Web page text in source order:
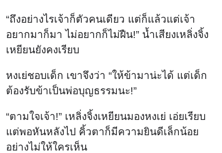
“ถึงอย่างไรเจ้าก็ตัวคนเดียว แต่ก็แล้วแต่เจ้า
อยากมาก็มา ไม่อยากก็ไม่ฝืน!” น้ำเสียงเหลิ่งจิ้ง
เหยียนยังคงเรียบ
หงเย่ชอบเด็ก เขาจึงว่า “ให้ข้ามาน่ะได้ แต่เด็ก
ต้องรับข้าเป็นพ่อบุญธรรมนะ!”
“ตามใจเจ้า!” เหลิ่งจิ้งเหยียนมองหงเย่ เอ่ยเรียบ
แต่พอหันหลังไป คิ้วตาก็มีความยินดีเล็กน้อย
อย่างไม่ให้ใครเห็น